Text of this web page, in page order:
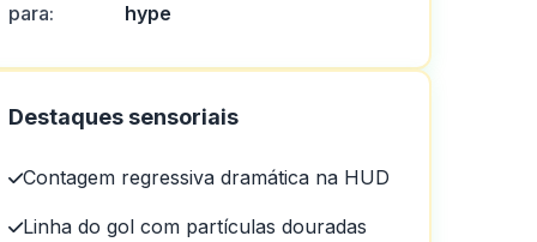
para:
hype
Destaques sensoriais
Contagem regressiva dramática na HUD
Linha do gol com partículas douradas